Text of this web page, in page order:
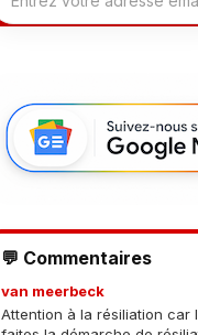
💬 Commentaires
van meerbeck
Attention à la résiliation car